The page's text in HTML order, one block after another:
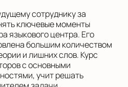
сотруднику за
ключевые моменты
языкового центра. Его
большим количеством
и лишних слов. Курс
с основными
учит решать